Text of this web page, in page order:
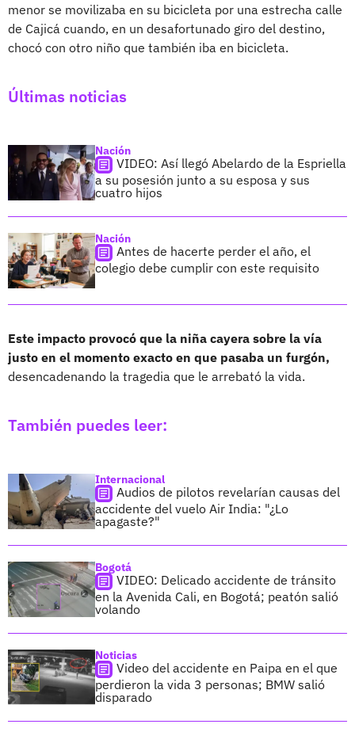
menor se movilizaba en su bicicleta por una estrecha calle
de Cajicá cuando, en un desafortunado giro del destino,
chocó con otro niño que también iba en bicicleta.
Últimas noticias
Nación
VIDEO: Así llegó Abelardo de la Espriella
a su posesión junto a su esposa y sus
cuatro hijos
Nación
Antes de hacerte perder el año, el
colegio debe cumplir con este requisito
Este impacto provocó que la niña cayera sobre la vía
justo en el momento exacto en que pasaba un furgón,
desencadenando la tragedia que le arrebató la vida.
También puedes leer:
Internacional
Audios de pilotos revelarían causas del
accidente del vuelo Air India: "¿Lo
apagaste?"
Bogotá
VIDEO: Delicado accidente de tránsito
en la Avenida Cali, en Bogotá; peatón salió
volando
Noticias
Video del accidente en Paipa en el que
perdieron la vida 3 personas; BMW salió
disparado